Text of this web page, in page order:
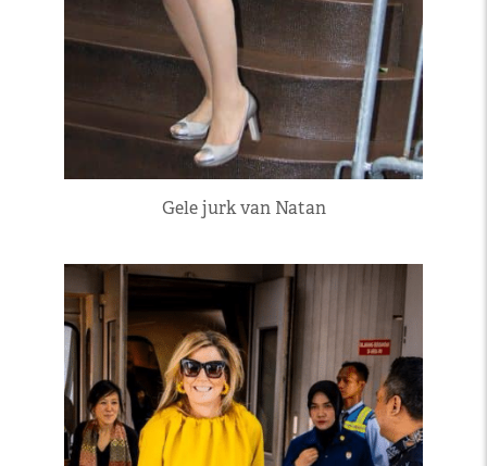
Gele jurk van Natan